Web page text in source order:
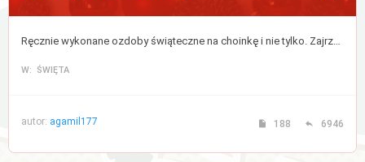
Ręcznie wykonane ozdoby świąteczne na choinkę i nie tylko. Zajrzyj, jeśli chcesz podpatrzeć jak robią to inni i wykorzystaj kilka pomysłów do nadania swojemu domu prawdziwej atmosfery Świąt. Porozmawiaj też o dekoracjach które towarzyszą nam podczas świąt.
W: ŚWIĘTA
autor: agamil177 188 6946